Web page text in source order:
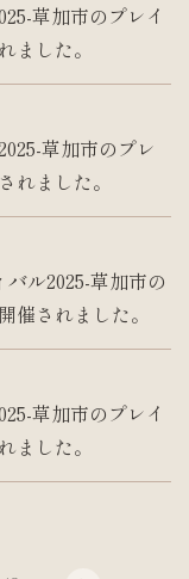
草加市のプレイ
した。
草加市のプレ
ました。
ル2025-草加市の
されました。
草加市のプレイ
した。